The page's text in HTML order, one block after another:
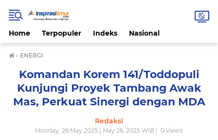
Home Terpopuler Indeks Nasional
› ENERGI
Komandan Korem 141/Toddopuli
Kunjungi Proyek Tambang Awak
Mas, Perkuat Sinergi dengan MDA
Redaksi
Monday, 26 May 2025 | May 26, 2025 WIB | 0 Views